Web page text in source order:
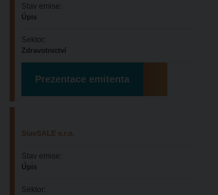
Stav emise:
Úpis
Sektor:
Zdravotnictví
Prezentace emitenta
StavSALE s.r.o.
Stav emise:
Úpis
Sektor: